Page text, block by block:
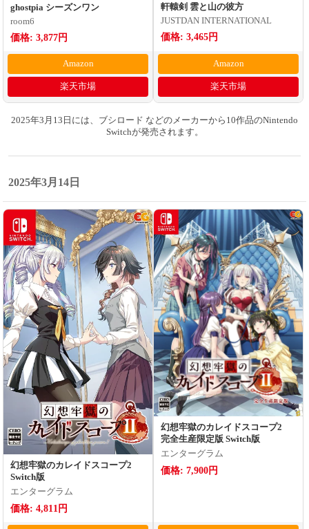
ghostpia シーズンワン
room6
価格: 3,877円
Amazon
楽天市場
軒轅剣 雲と山の彼方
JUSTDAN INTERNATIONAL
価格: 3,465円
Amazon
楽天市場
2025年3月13日には、ブシロード などのメーカーから10作品のNintendo
Switchが発売されます。
2025年3月14日
幻想牢獄のカレイドスコープ2
Switch版
エンターグラム
価格: 4,811円
幻想牢獄のカレイドスコープ2
完全生産限定版 Switch版
エンターグラム
価格: 7,900円